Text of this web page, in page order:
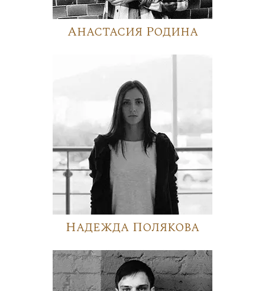
Анастасия Родина
Надежда Полякова